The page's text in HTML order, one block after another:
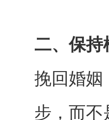
二、保持
挽回婚姻
步，而不